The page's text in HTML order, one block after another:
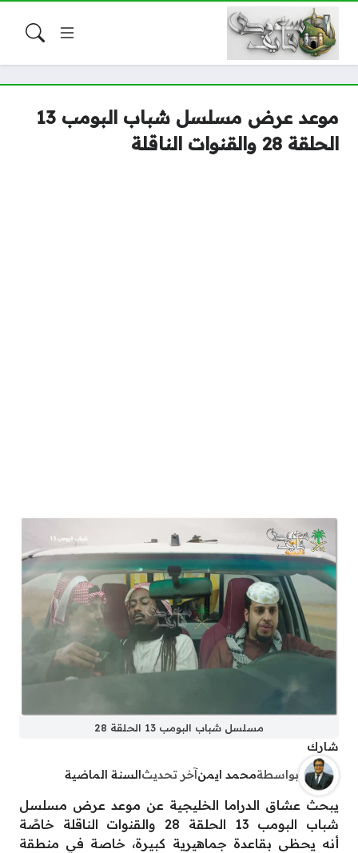
موعد عرض مسلسل شباب البومب 13
الحلقة 28 والقنوات الناقلة
مسلسل شباب البومب 13 الحلقة 28
شارك
بواسطةمحمد ايمنآخر تحديثالسنة الماضية
يبحث عشاق الدراما الخليجية عن موعد عرض مسلسل
شباب البومب 13 الحلقة 28 والقنوات الناقلة خاصًة
أنه يحظى بقاعدة جماهيرية كبيرة، خاصة في منطقة